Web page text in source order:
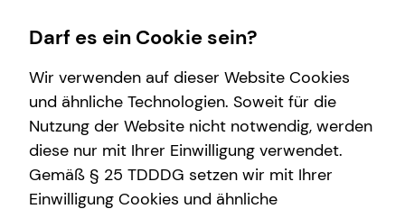
Wissenswertes
Über tecis
Impressum
Vitali Lukarewski
Selbstständiger Repräsentant für die tecis
Darf es ein Cookie sein?
Wir verwenden auf dieser Website Cookies
und ähnliche Technologien. Soweit für die
Nutzung der Website nicht notwendig, werden
diese nur mit Ihrer Einwilligung verwendet.
Gemäß § 25 TDDDG setzen wir mit Ihrer
Einwilligung Cookies und ähnliche